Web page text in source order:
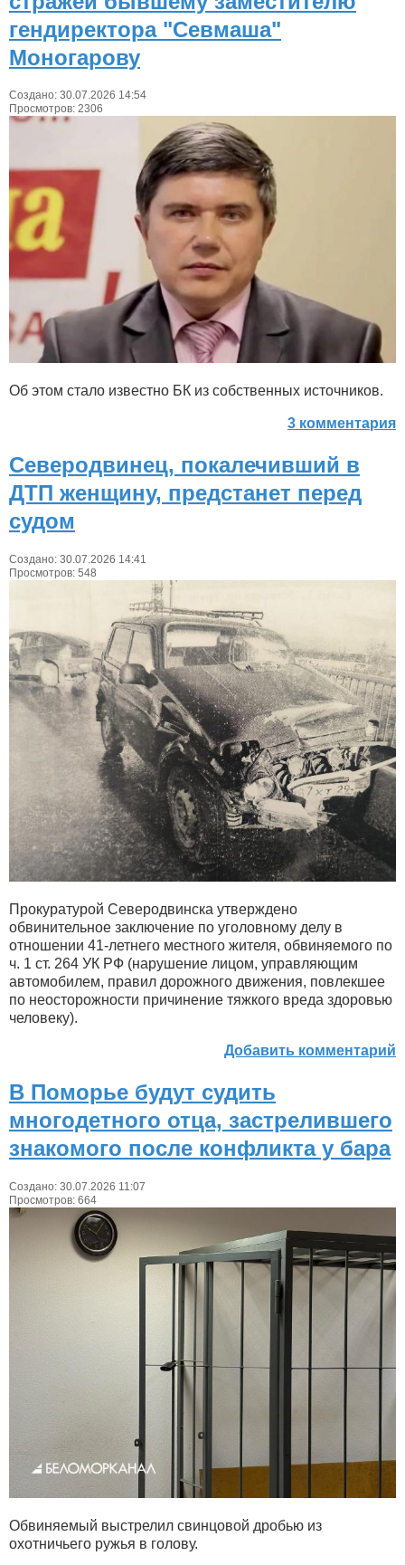
гендиректора "Севмаша"
Моногарову
Создано: 30.07.2026 14:54
Просмотров: 2306
Об этом стало известно БК из собственных источников.
3 комментария
Северодвинец, покалечивший в
ДТП женщину, предстанет перед
судом
Создано: 30.07.2026 14:41
Просмотров: 548
Прокуратурой Северодвинска утверждено
обвинительное заключение по уголовному делу в
отношении 41-летнего местного жителя, обвиняемого по
ч. 1 ст. 264 УК РФ (нарушение лицом, управляющим
автомобилем, правил дорожного движения, повлекшее
по неосторожности причинение тяжкого вреда здоровью
человеку).
Добавить комментарий
В Поморье будут судить
многодетного отца, застрелившего
знакомого после конфликта у бара
Создано: 30.07.2026 11:07
Просмотров: 664
Обвиняемый выстрелил свинцовой дробью из
охотничьего ружья в голову.